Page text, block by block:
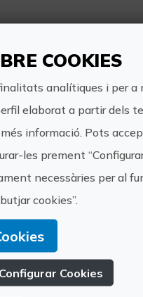
de 2 persones.
7 nits. Consulta les
COOKIES
analítiques i per a
elaborat a partir dels
informació. Pots
les prement
necessàries per al
cookies”.
Configurar Cookies